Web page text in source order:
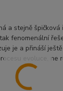
a stejně špičková
fenomenální
je a přináší
evoluce, ne